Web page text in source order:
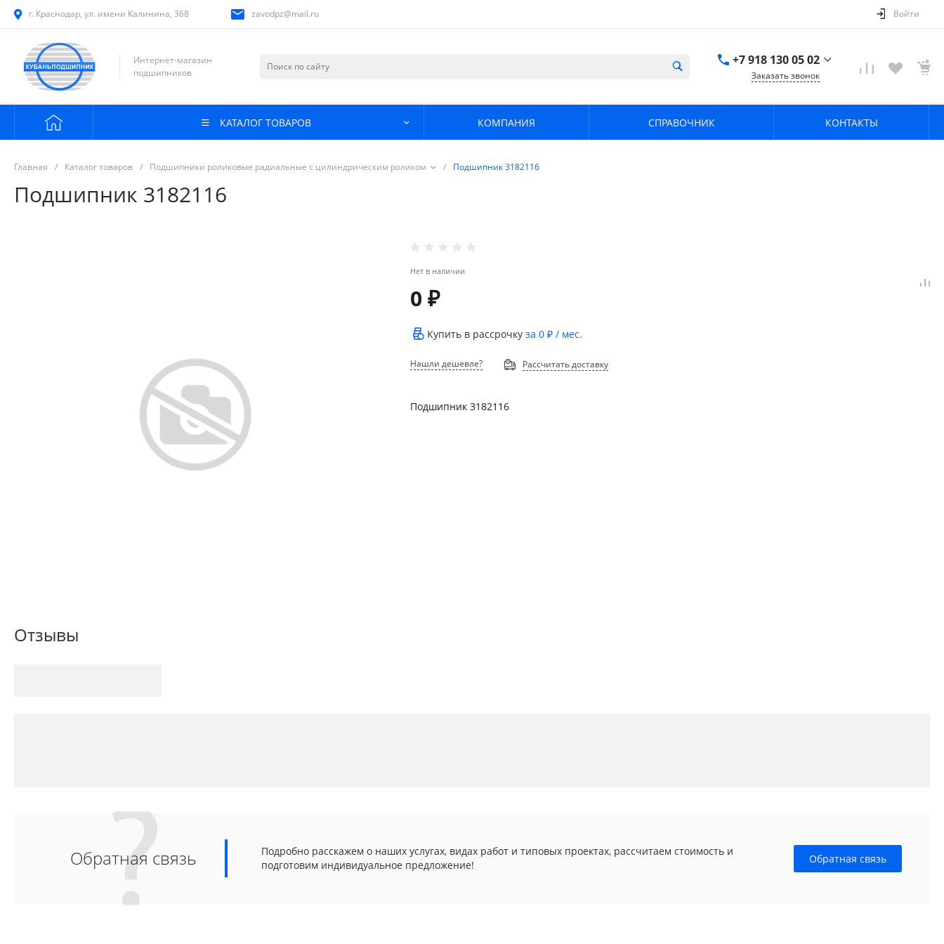
г. Краснодар, ул. имени Калинина, 368 zavodpz@mail.ru Войти
Интернет-магазин
подшипников
+7 918 130 05 02
Заказать звонок
КАТАЛОГ ТОВАРОВ КОМПАНИЯ СПРАВОЧНИК КОНТАКТЫ
Главная / Каталог товаров / Подшипники роликовые радиальные с цилиндрическим роликом / Подшипник 3182116
Подшипник 3182116
Нет в наличии
0 ₽
Купить в рассрочкуза0 ₽ / мес.
Нашли дешевле? Рассчитать доставку
Подшипник 3182116
Отзывы
Обратная связь
Подробно расскажем о наших услугах, видах работ и типовых проектах, рассчитаем стоимость и
подготовим индивидуальное предложение!
Обратная связь